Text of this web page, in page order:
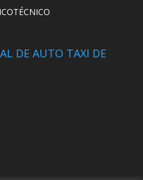
DE AUTO TAXI DE